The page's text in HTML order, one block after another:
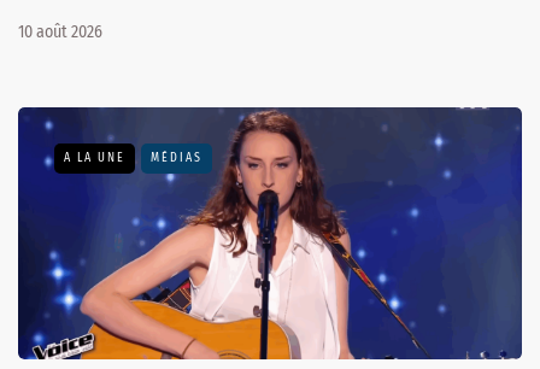
10 août 2026
A LA UNE MÉDIAS